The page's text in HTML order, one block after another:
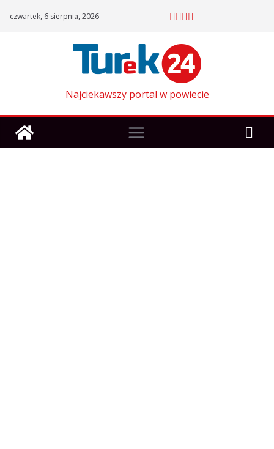
czwartek, 6 sierpnia, 2026
Najciekawszy portal w powiecie